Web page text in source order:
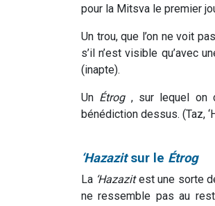
pour la Mitsva le premier
Un trou, que l’on ne voit
s’il n’est visible qu’avec
(inapte).
Un Étrog, sur lequel on
bénédiction dessus. (Taz,
‘Hazazitsur le Étrog
La ‘Hazazitest une sorte
ne ressemble pas au